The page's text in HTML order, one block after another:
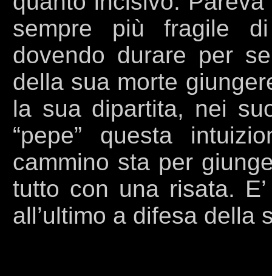
sempre più fragile
dovendo durare per
della sua morte
la sua dipartita, nei
“pepe” questa
cammino sta per
tutto con una risata.
all’ultimo a difesa della